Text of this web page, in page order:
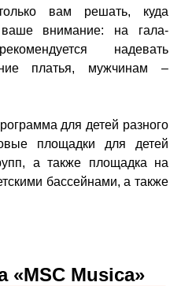
вам решать, куда
внимание: на гала-
надевать
платья, мужчинам –
для детей разного
площадки для детей
а также площадка на
бассейнами, а также
«MSC Musica»